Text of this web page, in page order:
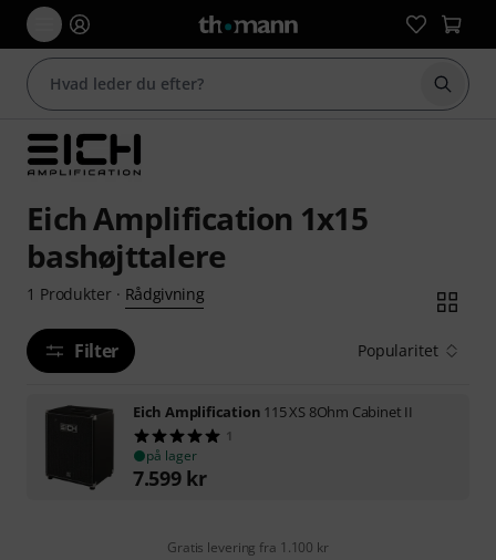
Start
Eich Amplification 1x15
bashøjttalere
1 Produkter· Rådgivning
Filter Popularitet
Eich Amplification 115 XS 8Ohm Cabinet II
1
på lager
7.599 kr
Gratis levering fra 1.100 kr